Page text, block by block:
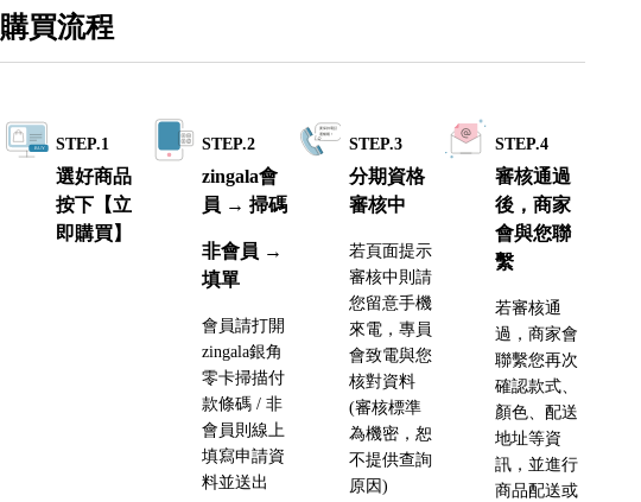
購買流程
STEP.1
選好商品
按下【立
即購買】
STEP.2
zingala會
員 → 掃碼
非會員 →
填單
會員請打開
zingala銀角
零卡掃描付
款條碼 / 非
會員則線上
填寫申請資
料並送出
STEP.3
分期資格
審核中
若頁面提示
審核中則請
您留意手機
來電，專員
會致電與您
核對資料
(審核標準
為機密，恕
不提供查詢
原因)
STEP.4
審核通過
後，商家
會與您聯
繫
若審核通
過，商家會
聯繫您再次
確認款式、
顏色、配送
地址等資
訊，並進行
商品配送或